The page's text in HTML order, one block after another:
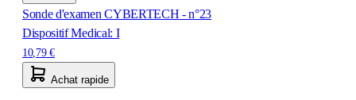
Sonde d'examen CYBERTECH - n°23
Dispositif Medical: I
10,79 €
Achat rapide